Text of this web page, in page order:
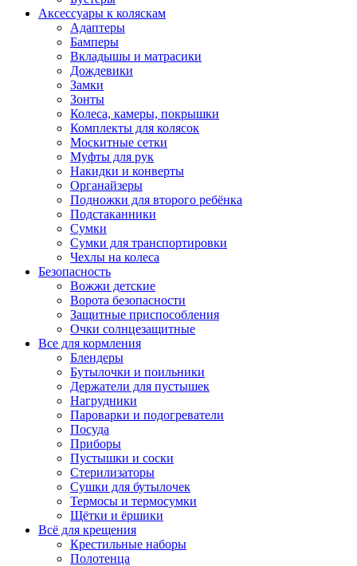
Аксессуары к коляскам
Адаптеры
Бамперы
Вкладышы и матрасики
Дождевики
Замки
Зонты
Колеса, камеры, покрышки
Комплекты для колясок
Москитные сетки
Муфты для рук
Накидки и конверты
Органайзеры
Подножки для второго ребёнка
Подстаканники
Сумки
Сумки для транспортировки
Чехлы на колеса
Безопасность
Вожжи детские
Ворота безопасности
Защитные приспособления
Очки солнцезащитные
Все для кормления
Блендеры
Бутылочки и поильники
Держатели для пустышек
Нагрудники
Пароварки и подогреватели
Посуда
Приборы
Пустышки и соски
Стерилизаторы
Сушки для бутылочек
Термосы и термосумки
Щётки и ёршики
Всё для крещения
Крестильные наборы
Полотенца